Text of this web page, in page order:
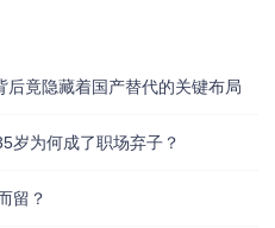
竟隐藏着国产替代的关键布局
岁为何成了职场弃子？
留？